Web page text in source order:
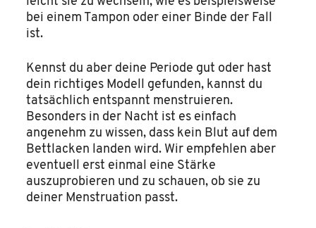
bei einem Tampon oder einer Binde der Fall
ist.
Kennst du aber deine Periode gut oder hast
dein richtiges Modell gefunden, kannst du
tatsächlich entspannt menstruieren.
Besonders in der Nacht ist es einfach
angenehm zu wissen, dass kein Blut auf dem
Bettlacken landen wird. Wir empfehlen aber
eventuell erst einmal eine Stärke
auszuprobieren und zu schauen, ob sie zu
deiner Menstruation passt.